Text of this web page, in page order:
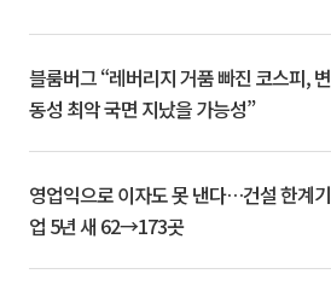
블룸버그 “레버리지 거품 빠진 코스피, 변
동성 최악 국면 지났을 가능성”
영업익으로 이자도 못 낸다…건설 한계기
업 5년 새 62→173곳